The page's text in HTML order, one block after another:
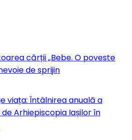
cărții „Bebe. O poveste
de sprijin
viața: Întâlnirea anuală a
Arhiepiscopia Iașilor în